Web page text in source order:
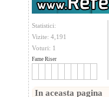
Statistici:
Vizite: 4,191
Voturi: 1
Fame Riser
In aceasta pagina